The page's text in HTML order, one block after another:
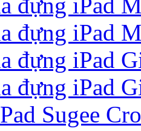
đựng iPad
đựng iPad
đựng iPad
Sugee